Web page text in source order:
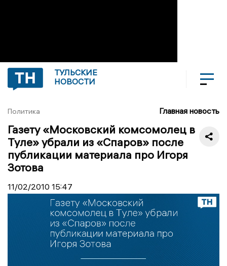
ТУЛЬСКИЕ
НОВОСТИ
Политика Главная новость
Газету «Московский комсомолец в
Туле» убрали из «Спаров» после
публикации материала про Игоря
Зотова
11/02/2010 15:47